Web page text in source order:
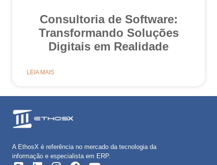
Consultoria de Software:
Transformando Soluções
Digitais em Realidade
LEIA MAIS
A EthosX é referência no mercado da tecnologia da
informação e especialista em ERP.